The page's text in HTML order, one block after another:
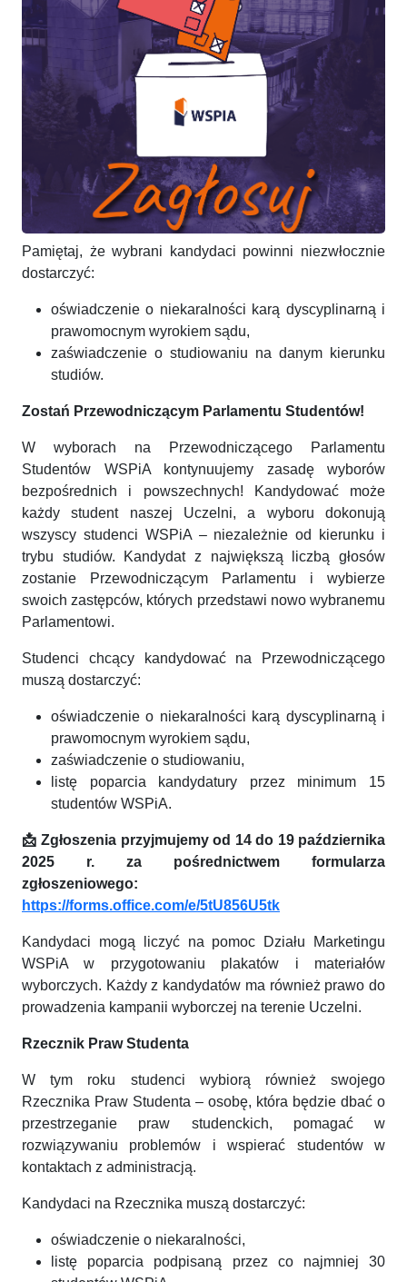
Pamiętaj, że wybrani kandydaci powinni niezwłocznie
dostarczyć:
oświadczenie o niekaralności karą dyscyplinarną i
prawomocnym wyrokiem sądu,
zaświadczenie o studiowaniu na danym kierunku
studiów.
Zostań Przewodniczącym Parlamentu Studentów!
W wyborach na Przewodniczącego Parlamentu
Studentów WSPiA kontynuujemy zasadę wyborów
bezpośrednich i powszechnych! Kandydować może
każdy student naszej Uczelni, a wyboru dokonują
wszyscy studenci WSPiA – niezależnie od kierunku i
trybu studiów. Kandydat z największą liczbą głosów
zostanie Przewodniczącym Parlamentu i wybierze
swoich zastępców, których przedstawi nowo wybranemu
Parlamentowi.
Studenci chcący kandydować na Przewodniczącego
muszą dostarczyć:
oświadczenie o niekaralności karą dyscyplinarną i
prawomocnym wyrokiem sądu,
zaświadczenie o studiowaniu,
listę poparcia kandydatury przez minimum 15
studentów WSPiA.
📩 Zgłoszenia przyjmujemy od 14 do 19 października
2025 r. za pośrednictwem formularza
zgłoszeniowego:
https://forms.office.com/e/5tU856U5tk
Kandydaci mogą liczyć na pomoc Działu Marketingu
WSPiA w przygotowaniu plakatów i materiałów
wyborczych. Każdy z kandydatów ma również prawo do
prowadzenia kampanii wyborczej na terenie Uczelni.
Rzecznik Praw Studenta
W tym roku studenci wybiorą również swojego
Rzecznika Praw Studenta – osobę, która będzie dbać o
przestrzeganie praw studenckich, pomagać w
rozwiązywaniu problemów i wspierać studentów w
kontaktach z administracją.
Kandydaci na Rzecznika muszą dostarczyć:
oświadczenie o niekaralności,
listę poparcia podpisaną przez co najmniej 30